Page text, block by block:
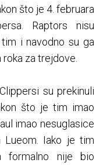
što je 4. februara
Raptors nisu
i navodno su ga
za trejdove.
su prekinuli
što je tim imao
imao nesuglasice
Lueom. Iako je tim
formalno nije bio